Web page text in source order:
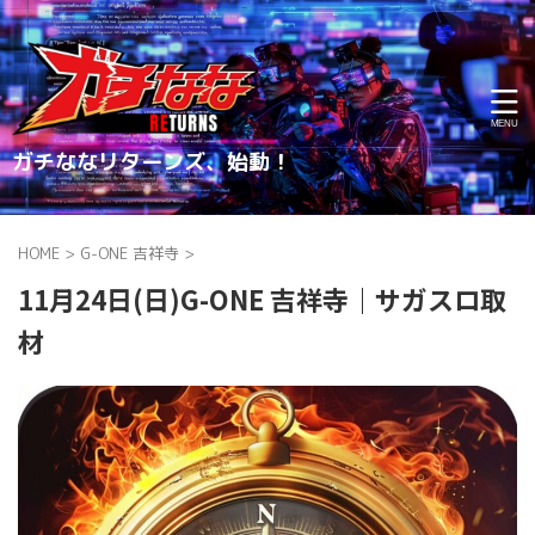
ガチななリターンズ、始動！
HOME > G-ONE 吉祥寺 >
11月24日(日)G-ONE 吉祥寺｜サガスロ取
材